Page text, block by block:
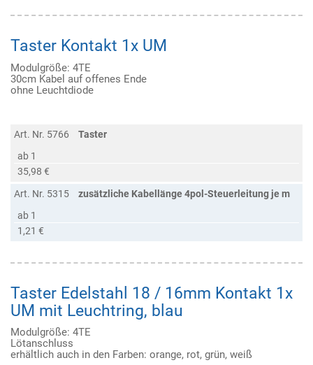
Taster Kontakt 1x UM
Modulgröße: 4TE
30cm Kabel auf offenes Ende
ohne Leuchtdiode
Art. Nr. 5766
Taster
ab 1
35,98 €
Art. Nr. 5315
zusätzliche Kabellänge 4pol-Steuerleitung je m
ab 1
1,21 €
Taster Edelstahl 18 / 16mm Kontakt 1x
UM mit Leuchtring, blau
Modulgröße: 4TE
Lötanschluss
erhältlich auch in den Farben: orange, rot, grün, weiß